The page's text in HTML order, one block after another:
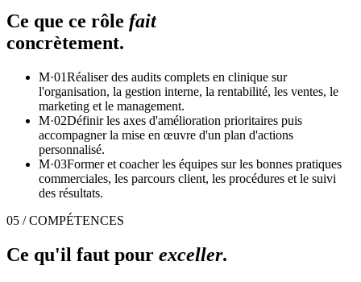
Ce que ce rôle fait
concrètement.
M·01Réaliser des audits complets en clinique sur
l'organisation, la gestion interne, la rentabilité, les ventes, le
marketing et le management.
M·02Définir les axes d'amélioration prioritaires puis
accompagner la mise en œuvre d'un plan d'actions
personnalisé.
M·03Former et coacher les équipes sur les bonnes pratiques
commerciales, les parcours client, les procédures et le suivi
des résultats.
05 / COMPÉTENCES
Ce qu'il faut pour exceller.